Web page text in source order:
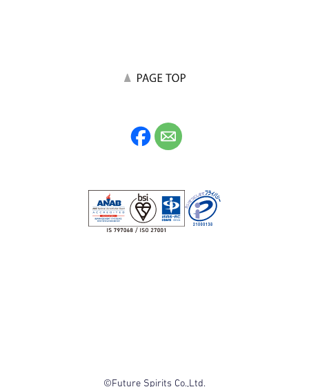
©Future Spirits Co.,Ltd.